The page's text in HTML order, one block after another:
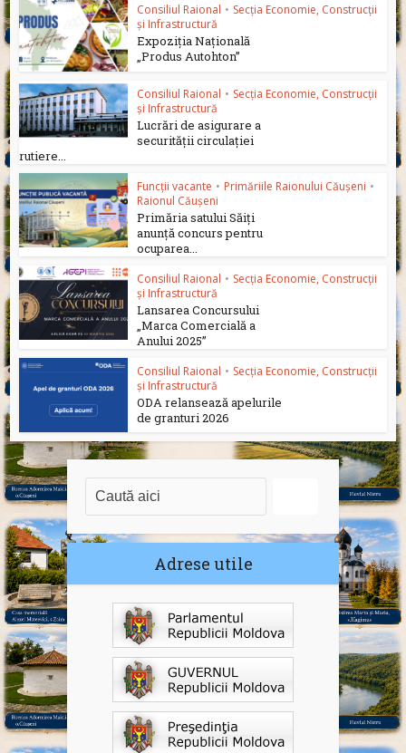
Consiliul Raional • Secția Economie, Construcții
și Infrastructură
Expoziția Națională
„Produs Autohton”
Consiliul Raional • Secția Economie, Construcții
și Infrastructură
Lucrări de asigurare a
securității circulației
rutiere...
Funcții vacante • Primăriile Raionului Căușeni •
Raionul Căușeni
Primăria satului Săiți
anunță concurs pentru
ocuparea...
Consiliul Raional • Secția Economie, Construcții
și Infrastructură
Lansarea Concursului
„Marca Comercială a
Anului 2025”
Consiliul Raional • Secția Economie, Construcții
și Infrastructură
ODA relansează apelurile
de granturi 2026
Adrese utile